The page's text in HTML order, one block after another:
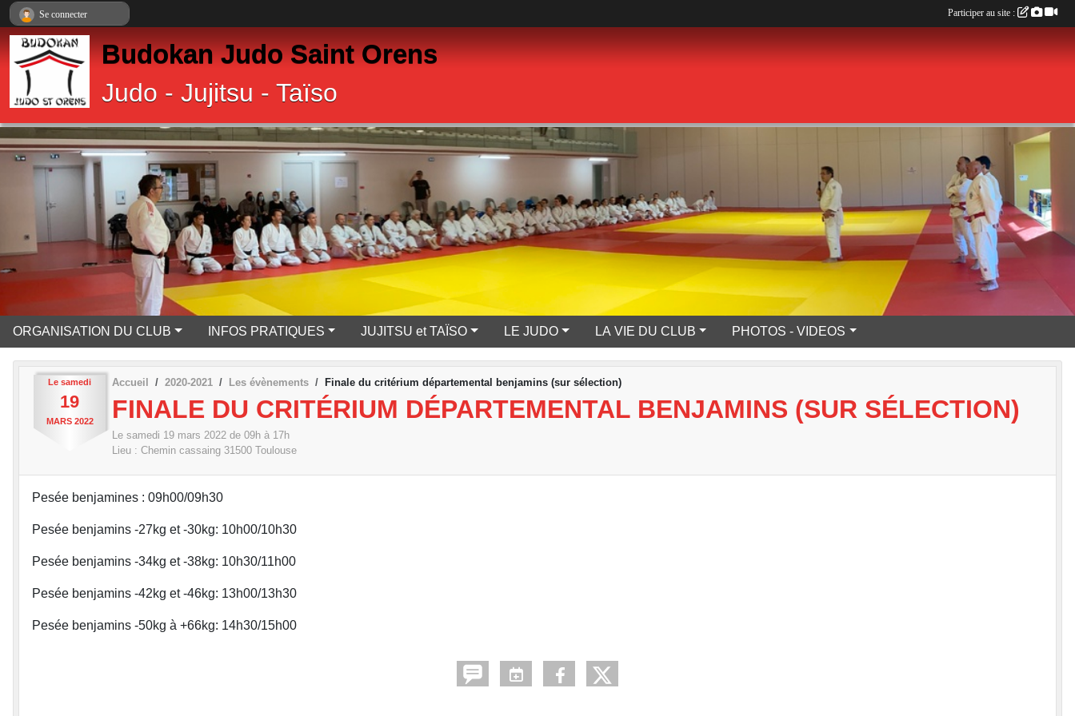
Budokan Judo Saint Orens
Judo - Jujitsu - Taïso
ORGANISATION DU CLUB INFOS PRATIQUES JUJITSU et TAÏSO LE JUDO LA VIE DU CLUB PHOTOS - VIDEOS
Le samedi
19
MARS 2022
Accueil 2020-2021 Les évènements Finale du critérium départemental benjamins (sur sélection)
FINALE DU CRITÉRIUM DÉPARTEMENTAL BENJAMINS (SUR SÉLECTION)
Le samedi 19 mars 2022 de 09h à 17h
Lieu : Chemin cassaing 31500 Toulouse
Pesée benjamines : 09h00/09h30
Pesée benjamins -27kg et -30kg: 10h00/10h30
Pesée benjamins -34kg et -38kg: 10h30/11h00
Pesée benjamins -42kg et -46kg: 13h00/13h30
Pesée benjamins -50kg à +66kg: 14h30/15h00
Se connecter Participer au site :
Panneau de gestion des cookies